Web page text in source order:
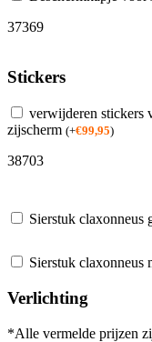
37369
Stickers
verwijderen stickers
zijscherm (+€99,95)
38703
Sierstuk claxonneus
Sierstuk claxonneus
Verlichting
*Alle vermelde prijzen